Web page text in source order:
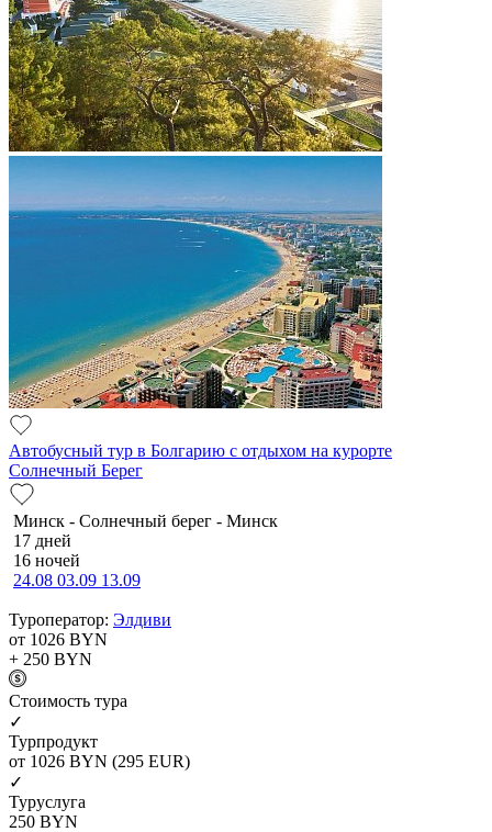
Автобусный тур в Болгарию с отдыхом на курорте
Солнечный Берег
Минск - Солнечный берег - Минск
17 дней
16 ночей
24.08 03.09 13.09
Туроператор: Элдиви
от 1026 BYN
+ 250 BYN
Cтоимость тура
✓
Турпродукт
от 1026 BYN (295 EUR)
✓
Туруслуга
250 BYN